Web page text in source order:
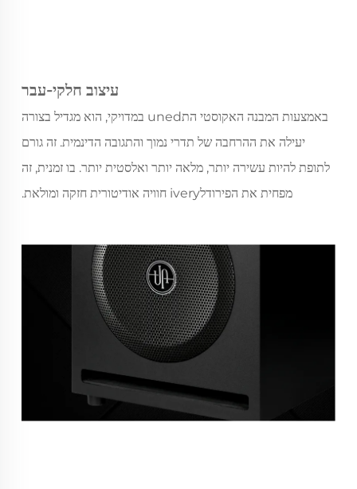
עיצוב חלקי-עבר
באמצעות המבנה האקוסטי התuned במדויקי, הוא מגדיל בצורה
יעילה את ההרחבה של תדרי נמוך והתגובה הדינמית. זה גורם
לתופת להיות עשירה יותר, מלאה יותר ואלסטית יותר. בו זמנית, זה
מפחית את הפירודלivery חוויה אודיטורית חזקה ומולאת.